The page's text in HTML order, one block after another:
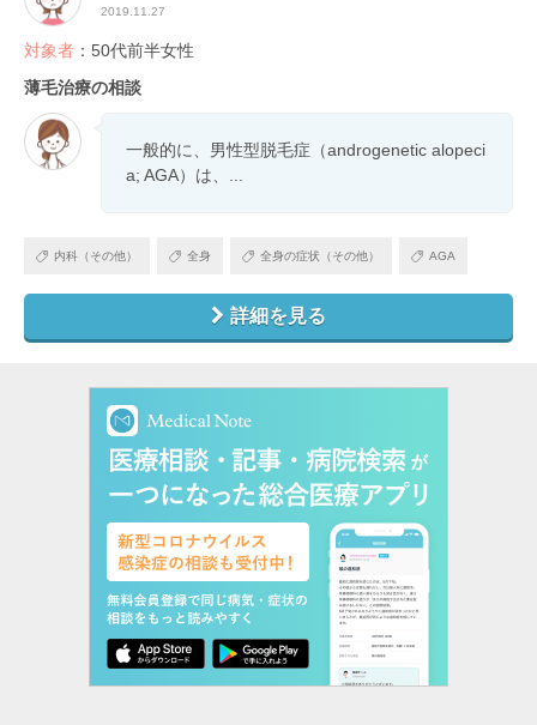
2019.11.27
対象者 ：50代前半女性
薄毛治療の相談
一般的に、男性型脱毛症（androgenetic alopeci
a; AGA）は、...
内科（その他） 全身 全身の症状（その他） AGA
詳細を見る